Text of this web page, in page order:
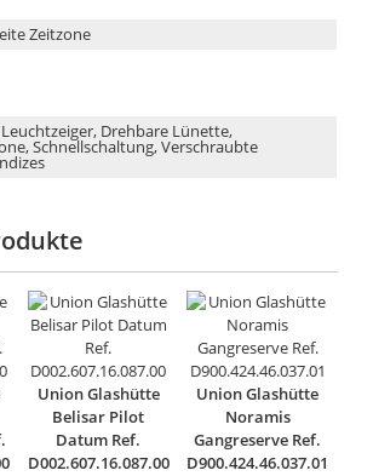
Zeitzone
Drehbare Lünette,
Schnellschaltung, Verschraubte
Union Glashütte
Belisar Pilot
Datum Ref.
D002.607.16.087.00
Union Glashütte
Noramis
Gangreserve Ref.
D900.424.46.037.01